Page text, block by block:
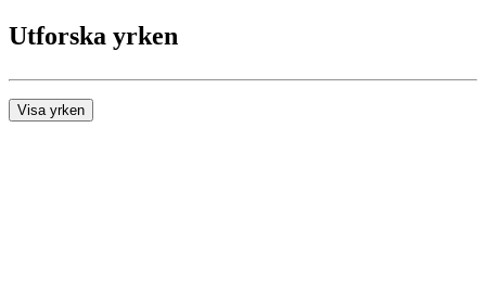
Utforska yrken
Visa yrken